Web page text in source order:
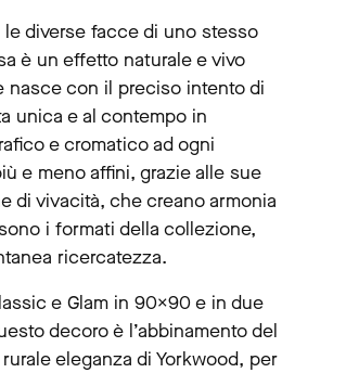
le diverse facce di uno stesso
è un effetto naturale e vivo
nasce con il preciso intento di
unica e al contempo in
e cromatico ad ogni
e meno affini, grazie alle sue
di vivacità, che creano armonia
i formati della collezione,
ricercatezza.
e Glam in 90×90 e in due
decoro è l’abbinamento del
eleganza di Yorkwood, per